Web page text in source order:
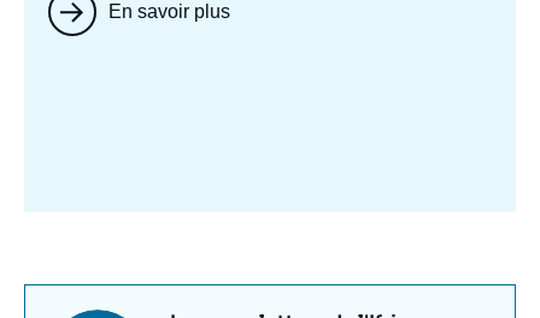
En savoir plus